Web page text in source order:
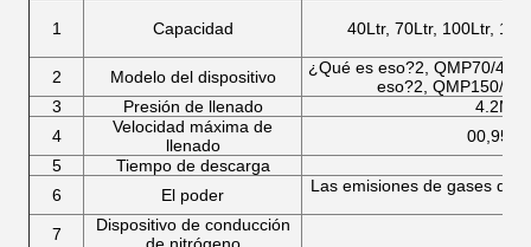
1 Capacidad 40Ltr, 70Ltr, 100Ltr,
2 Modelo del dispositivo
¿Qué es eso?2, QMP70/
eso?2, QMP150/
3
Presión de llenado
4.2Mpa
4
Velocidad máxima de
llenado
00,95
5
Tiempo de descarga
6
El poder Las emisiones de gases de
7
Dispositivo de conducción